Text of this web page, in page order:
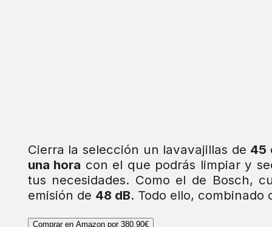
Cierra la selección un lavavajillas de 45
una hora con el que podrás limpiar y
tus necesidades. Como el de Bosch,
emisión de 48 dB. Todo ello, combinado
Comprar en Amazon por 380,90€